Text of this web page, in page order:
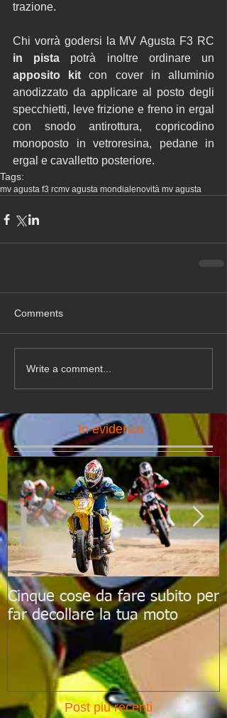
In evidenza
Post più recenti
Cinque cose da fare subito per
far decollare la tua moto
trazione.
in pista
apposito kit con cover in alluminio
anodizzato da applicare al posto degli
specchietti, leve frizione e freno in ergal
con snodo antirottura, copricodino
monoposto in vetroresina, pedane in
ergal e cavalletto posteriore.
Tags:
mv agusta f3 rcmv agusta mondialenovità mv agusta
Comments
Write a comment...